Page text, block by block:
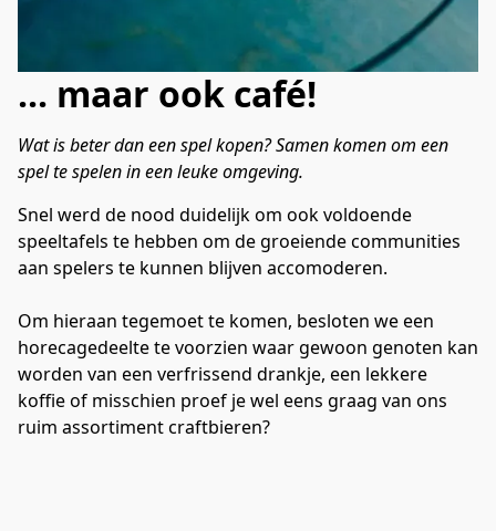
... maar ook café!
Wat is beter dan een spel kopen? Samen komen om een
spel te spelen in een leuke omgeving.
Snel werd de nood duidelijk om ook voldoende
speeltafels te hebben om de groeiende communities
aan spelers te kunnen blijven accomoderen.
Om hieraan tegemoet te komen, besloten we een
horecagedeelte te voorzien waar gewoon genoten kan
worden van een verfrissend drankje, een lekkere
koffie of misschien proef je wel eens graag van ons
ruim assortiment craftbieren?